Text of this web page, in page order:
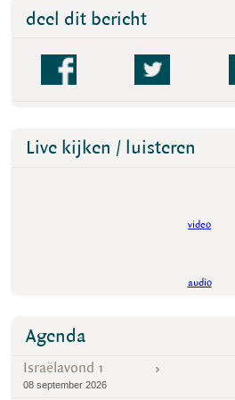
deel dit bericht
Live kijken / luisteren
video
audio
Agenda
Israëlavond 1
08 september 2026